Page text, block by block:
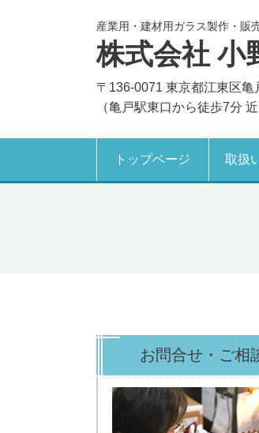
産業用・建材用ガラス製作・販
株式会社 小
〒136-0071 東京都江東区
（亀戸駅東口から徒歩7分
トップページ 取扱
お問合せ・ご相